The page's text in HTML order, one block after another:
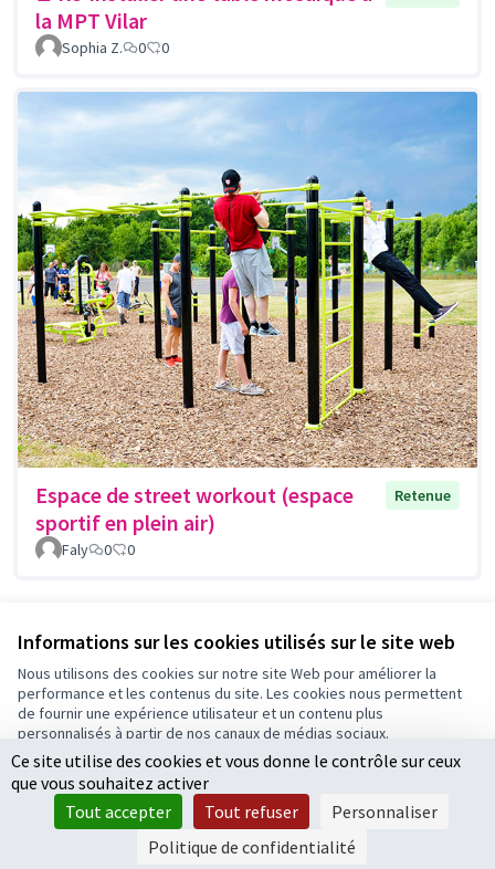
Informations sur les cookies utilisés sur le site web
Nous utilisons des cookies sur notre site Web pour améliorer la
performance et les contenus du site. Les cookies nous permettent
de fournir une expérience utilisateur et un contenu plus
personnalisés à partir de nos canaux de médias sociaux.
Tout accepter
Accepter seulement les cookies essentiels
Paramètres
la MPT Vilar
Sophia Z. 0 0
Espace de street workout (espace
sportif en plein air)
Retenue
Faly 0 0
Conditions d'utilisation
Paramètres des cookies
(Lien externe)
Site réalisé parOpen Source Politics
(Lien externe)
grâce aulogiciel libre
Licence
(Lien
Ce site utilise des cookies et vous donne le contrôle sur ceux
que vous souhaitez activer
Tout accepter
Tout refuser
Personnaliser
Politique de confidentialité